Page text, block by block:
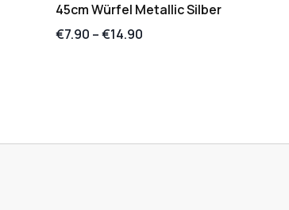
45cm Würfel Metallic Silber
€7.90 –€14.90